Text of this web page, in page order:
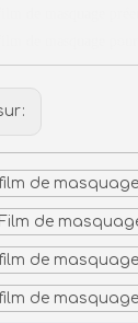
de
Film de
de
de